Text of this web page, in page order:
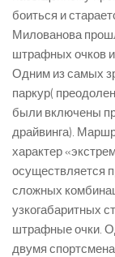
боиться и
Милованова
штрафных очков
Одним из самых
паркур(
были включены
драйвинга).
характер
осуществляется
сложных
узкогабаритных
штрафные очки.
двумя